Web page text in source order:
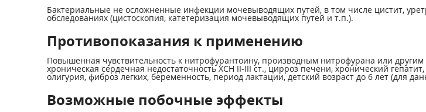
Бактериальные не осложненные инфекции мочевыводящих путей, в том числе цистит,
обследованиях (цистоскопия, катетеризация мочевыводящих путей и т.п.).
Противопоказания к применению
Повышенная чувствительность к нитрофурантоину, производным нитрофурана или
хроническая сердечная недостаточность ХСН II-III ст., цирроз печени, хронический
олигурия, фиброз легких, беременность, период лактации, детский возраст до 6 лет (для
Возможные побочные эффекты